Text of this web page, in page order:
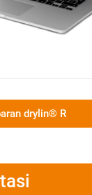
drylin® R